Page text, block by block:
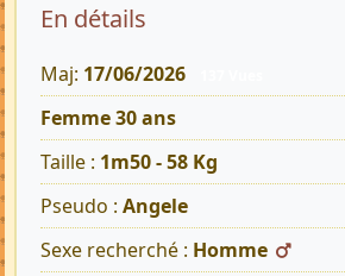
En détails
Maj: 17/06/2026
Femme 30 ans
Taille : 1m50 - 58 Kg
Pseudo : Angele
Sexe recherché : Homme